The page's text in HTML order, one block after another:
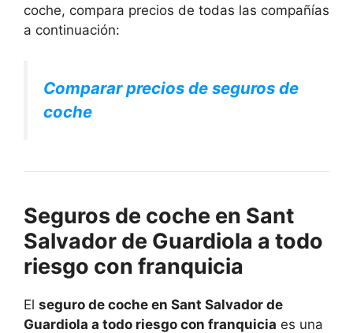
coche, compara precios de todas las compañías
a continuación:
Comparar precios de seguros de
coche
Seguros de coche en Sant
Salvador de Guardiola a todo
riesgo con franquicia
El seguro de coche en Sant Salvador de
Guardiola a todo riesgo con franquicia es una